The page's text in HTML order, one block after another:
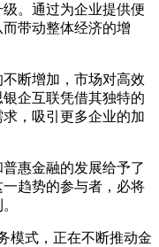
。通过为企业提供便
带动整体经济的增
不断增加，市场对高效
企互联凭借其独特的
，吸引更多企业的加
惠金融的发展给予了
趋势的参与者，必将
模式，正在不断推动金